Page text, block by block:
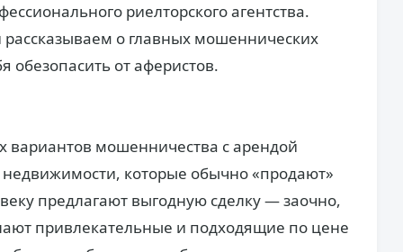
риелторского агентства.
о главных мошеннических
обезопасить от аферистов.
вариантов мошенничества с арендой
которые обычно «продают»
предлагают выгодную сделку — заочно,
привлекательные и подходящие по цене